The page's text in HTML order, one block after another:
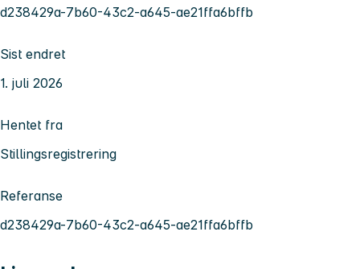
d238429a-7b60-43c2-a645-ae21ffa6bffb
Sist endret
1. juli 2026
Hentet fra
Stillingsregistrering
Referanse
d238429a-7b60-43c2-a645-ae21ffa6bffb